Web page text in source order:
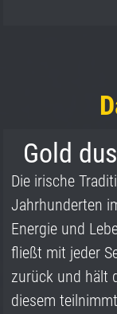
Gold
Die irische
Jahrhunderten
Energie und
fließt mit jeder
zurück und hält
diesem